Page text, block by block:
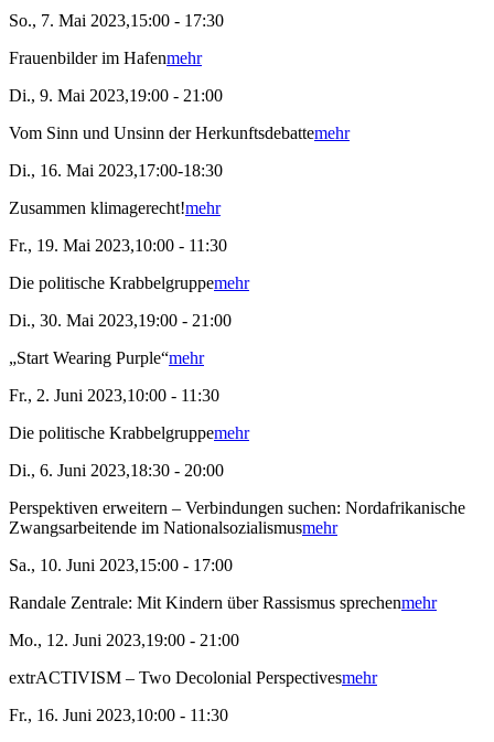
So., 7. Mai 2023,15:00 - 17:30
Frauenbilder im Hafenmehr
Di., 9. Mai 2023,19:00 - 21:00
Vom Sinn und Unsinn der Herkunftsdebattemehr
Di., 16. Mai 2023,17:00-18:30
Zusammen klimagerecht!mehr
Fr., 19. Mai 2023,10:00 - 11:30
Die politische Krabbelgruppemehr
Di., 30. Mai 2023,19:00 - 21:00
„Start Wearing Purple“mehr
Fr., 2. Juni 2023,10:00 - 11:30
Die politische Krabbelgruppemehr
Di., 6. Juni 2023,18:30 - 20:00
Perspektiven erweitern – Verbindungen suchen: Nordafrikanische
Zwangsarbeitende im Nationalsozialismusmehr
Sa., 10. Juni 2023,15:00 - 17:00
Randale Zentrale: Mit Kindern über Rassismus sprechenmehr
Mo., 12. Juni 2023,19:00 - 21:00
extrACTIVISM – Two Decolonial Perspectivesmehr
Fr., 16. Juni 2023,10:00 - 11:30